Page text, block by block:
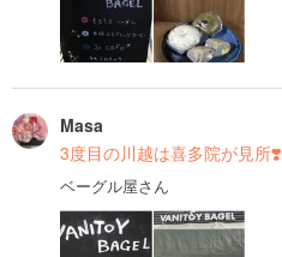
Masa
3度目の川越は喜多院が見所❣️
ベーグル屋さん